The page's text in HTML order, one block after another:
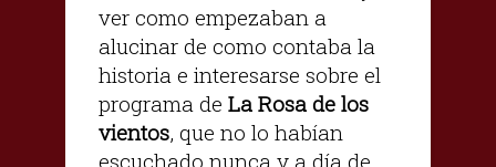
ver como empezaban a
alucinar de como contaba la
historia e interesarse sobre el
programa de La Rosa de los
vientos, que no lo habían
escuchado nunca y a día de